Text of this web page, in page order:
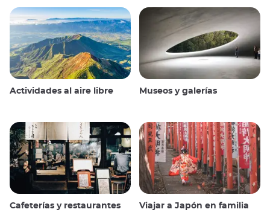
Actividades al aire libre Museos y galerías
Cafeterías y restaurantes Viajar a Japón en familia